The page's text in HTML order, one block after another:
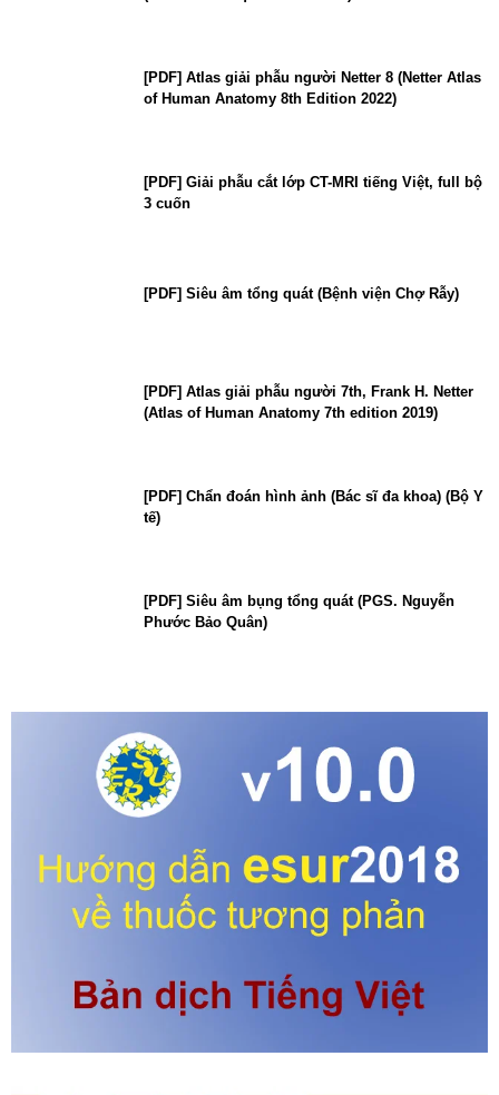
[PDF] Atlas giải phẫu người Netter 8 (Netter Atlas
of Human Anatomy 8th Edition 2022)
[PDF] Giải phẫu cắt lớp CT-MRI tiếng Việt, full bộ
3 cuốn
[PDF] Siêu âm tổng quát (Bệnh viện Chợ Rẫy)
[PDF] Atlas giải phẫu người 7th, Frank H. Netter
(Atlas of Human Anatomy 7th edition 2019)
[PDF] Chẩn đoán hình ảnh (Bác sĩ đa khoa) (Bộ Y
tế)
[PDF] Siêu âm bụng tổng quát (PGS. Nguyễn
Phước Bảo Quân)